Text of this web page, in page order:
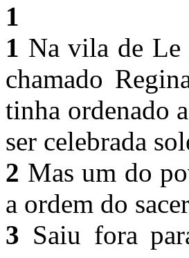
1
1 Na vila de Le
chamado
tinha ordenado
ser celebrada
2 Mas um do
a ordem do
3 Saiu fora